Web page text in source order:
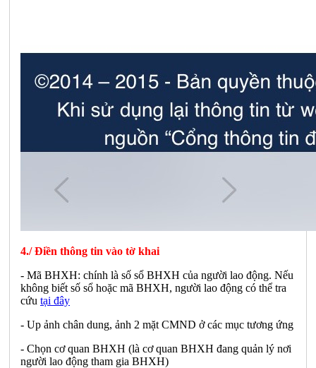
4./ Điền thông tin vào tờ khai
- Mã BHXH: chính là số sổ BHXH của người lao động. Nếu
không biết số sổ hoặc mã BHXH, người lao động có thể tra
cứu tại đây
- Up ảnh chân dung, ảnh 2 mặt CMND ở các mục tương ứng
- Chọn cơ quan BHXH (là cơ quan BHXH đang quản lý nơi
người lao động tham gia BHXH)